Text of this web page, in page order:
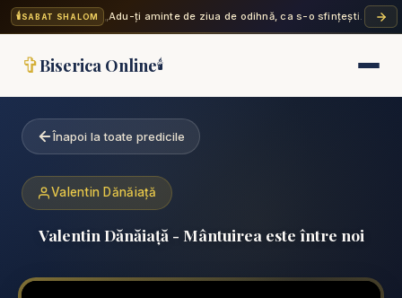
🕯️SABAT SHALOM „Adu-ți aminte de ziua de odihnă, ca s-o sfințești. Șase
✞Biserica Online🕯️
Înapoi la toate predicile
Valentin Dănăiață
Valentin Dănăiață - Mântuirea este între noi